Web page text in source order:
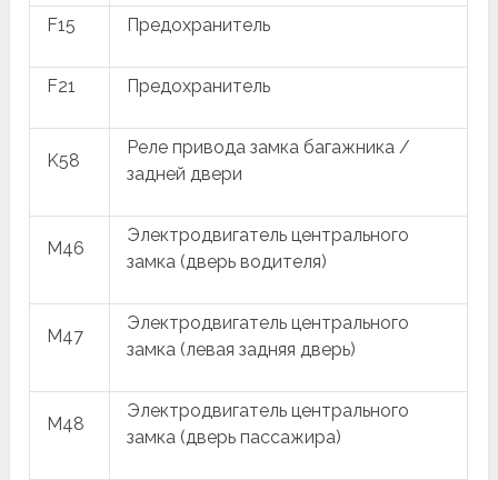
F15 Предохранитель
F21 Предохранитель
K58
Реле привода замка багажника /
задней двери
M46
Электродвигатель центрального
замка (дверь водителя)
M47
Электродвигатель центрального
замка (левая задняя дверь)
M48
Электродвигатель центрального
замка (дверь пассажира)